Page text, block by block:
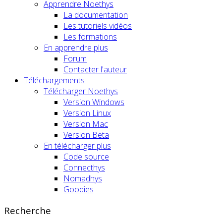
Apprendre Noethys
La documentation
Les tutoriels vidéos
Les formations
En apprendre plus
Forum
Contacter l'auteur
Téléchargements
Télécharger Noethys
Version Windows
Version Linux
Version Mac
Version Beta
En télécharger plus
Code source
Connecthys
Nomadhys
Goodies
Recherche